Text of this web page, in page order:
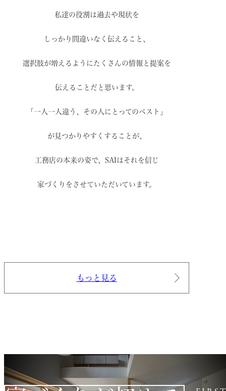
私達の役割は過去や現状を
しっかり間違いなく伝えること、
選択肢が増えるように たくさんの情報と提案を
伝えることだと思います。
「一人一人違う、その人にとってのベスト」
が見つかりやすくすることが、
工務店の本来の姿で、 SAIはそれを信じ
家づくりをさせていただいています。
もっと見る